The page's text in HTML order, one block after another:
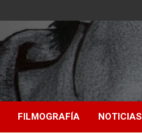
FILMOGRAFÍA NOTICIAS